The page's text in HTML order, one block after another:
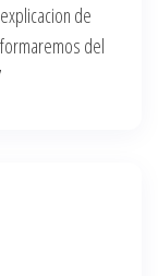
de
del